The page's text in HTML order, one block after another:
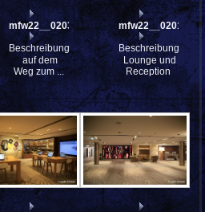
mfw22__0203330
Beschreibung:
auf dem
Weg zum ...
mfw22__0201627
Beschreibung:
Lounge und
Reception